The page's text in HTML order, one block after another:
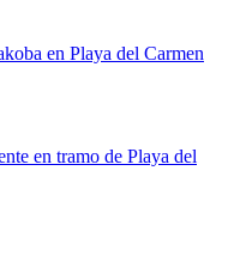
en Playa del Carmen
en tramo de Playa del